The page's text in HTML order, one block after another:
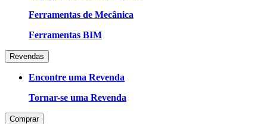
Ferramentas de Mecânica
Ferramentas BIM
Revendas
Encontre uma Revenda
Tornar-se uma Revenda
Comprar